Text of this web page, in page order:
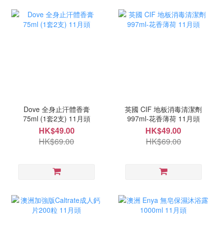
Dove 全身止汗體香膏
75ml (1套2支) 11月頭
HK$49.00
HK$69.00
英國 CIF 地板消毒清潔劑
997ml-花香薄荷 11月頭
HK$49.00
HK$69.00